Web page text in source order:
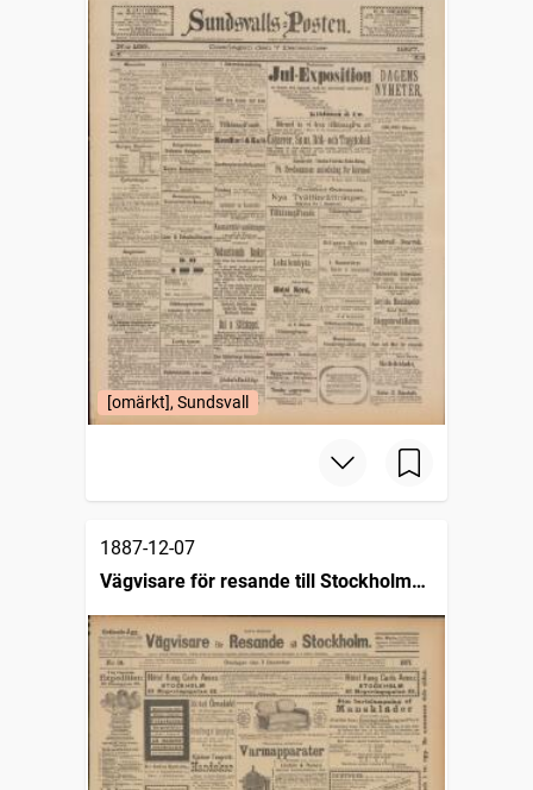
[omärkt], Sundsvall
1887-12-07
Vägvisare för resande till Stockholm